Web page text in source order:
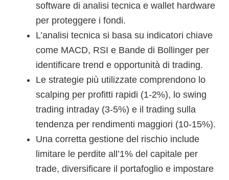
software di analisi tecnica e wallet hardware
per proteggere i fondi.
L’analisi tecnica si basa su indicatori chiave
come MACD, RSI e Bande di Bollinger per
identificare trend e opportunità di trading.
Le strategie più utilizzate comprendono lo
scalping per profitti rapidi (1-2%), lo swing
trading intraday (3-5%) e il trading sulla
tendenza per rendimenti maggiori (10-15%).
Una corretta gestione del rischio include
limitare le perdite all’1% del capitale per
trade, diversificare il portafoglio e impostare